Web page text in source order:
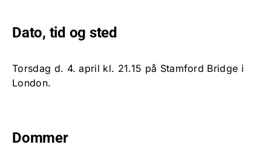
Dato, tid og sted
Torsdag d. 4. april kl. 21.15 på Stamford Bridge i
London.
Dommer